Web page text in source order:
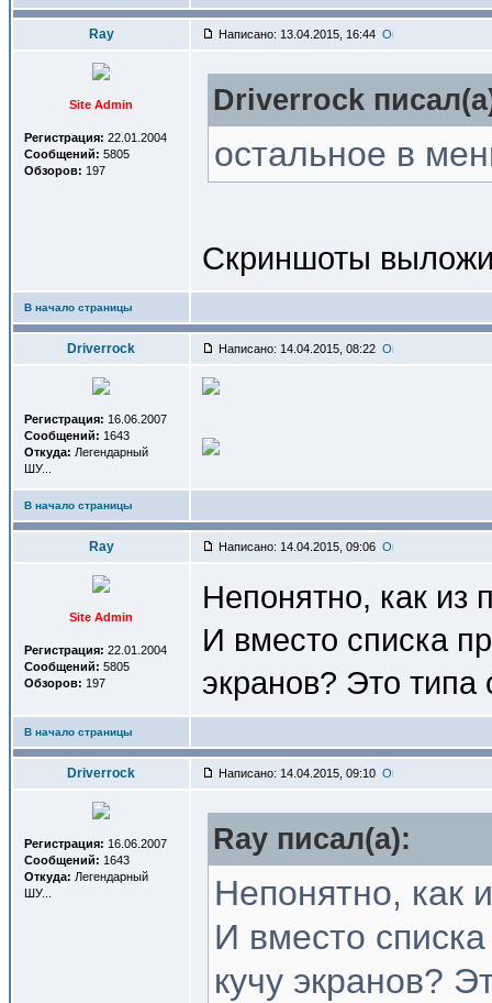
Ray Написано: 13.04.2015, 16:44
Site Admin
Регистрация: 22.01.2004
Сообщений: 5805
Обзоров: 197
Driverrock
остальное в
Скриншоты
В начало страницы
Driverrock Написано: 14.04.2015, 08:22
Регистрация: 16.06.2007
Сообщений: 1643
Откуда: Легендарный
ШУ...
В начало страницы
Ray Написано: 14.04.2015, 09:06
Site Admin
Регистрация: 22.01.2004
Сообщений: 5805
Обзоров: 197
Непонятно, как из
И вместо списка
экранов? Это
В начало страницы
Driverrock Написано: 14.04.2015, 09:10
Регистрация: 16.06.2007
Сообщений: 1643
Откуда: Легендарный
ШУ...
Ray писал(a):
Непонятно, как
И вместо
кучу экранов?